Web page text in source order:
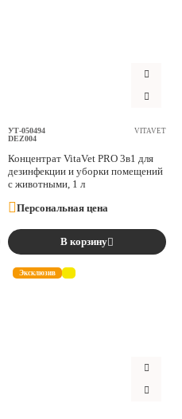
УТ-050494
DEZ004
VITAVET
Концентрат VitaVet PRO 3в1 для
дезинфекции и уборки помещений
с животными, 1 л
Персональная цена
В корзину
Эксклюзив